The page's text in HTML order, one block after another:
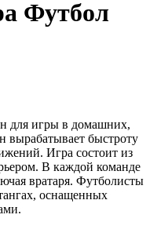
Футбол
для игры в домашних,
быстроту
Игра состоит из
В каждой команде
вратаря. Футболисты
оснащенных